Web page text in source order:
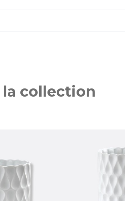
collection